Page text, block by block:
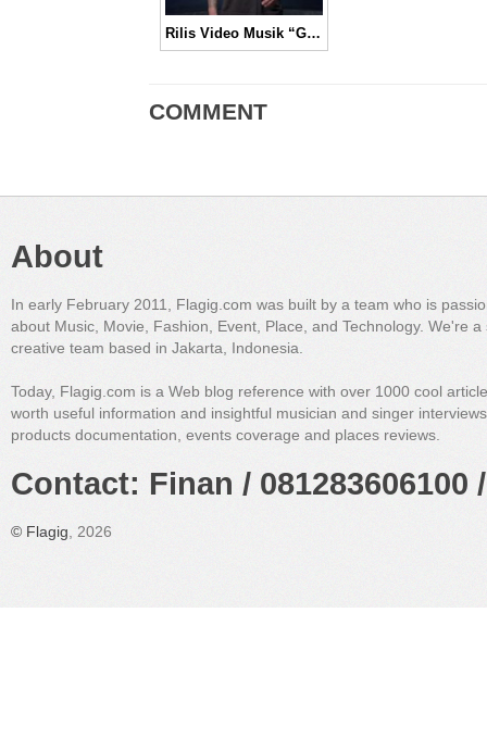
Rilis Video Musik “Girls Like You,” Maroon 5 Gandeng Cardi B │ Music Video
COMMENT
About
In early February 2011, Flagig.com was built by a team who is
about Music, Movie, Fashion, Event, Place, and Technology. We're a
creative team based in Jakarta, Indonesia.
Today, Flagig.com is a Web blog reference with over 1000 cool
worth useful information and insightful musician and singer
products documentation, events coverage and places reviews.
Contact: Finan /
© Flagig, 2026